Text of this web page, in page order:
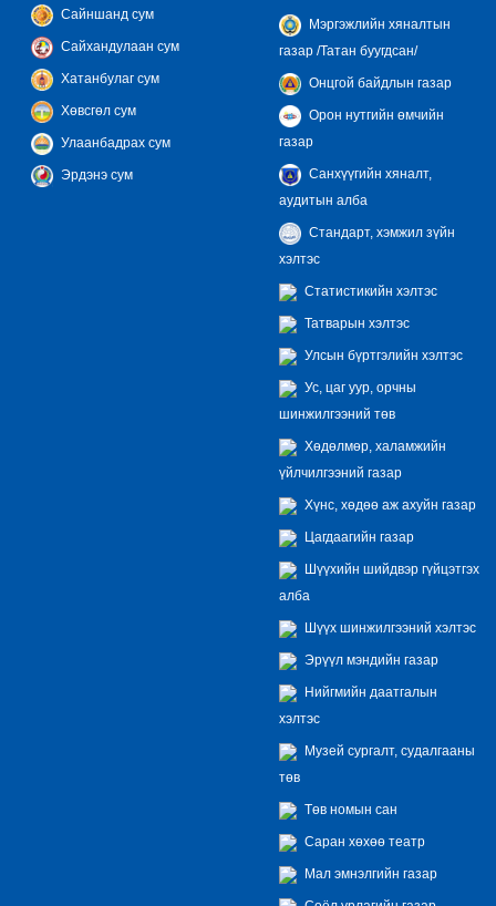
Сайншанд сум
Сайхандулаан сум
Хатанбулаг сум
Хөвсгөл сум
Улаанбадрах сум
Эрдэнэ сум
Мэргэжлийн хяналтын
газар /Татан буугдсан/
Онцгой байдлын газар
Орон нутгийн өмчийн
газар
Санхүүгийн хяналт,
аудитын алба
Стандарт, хэмжил зүйн
хэлтэс
Статистикийн хэлтэс
Татварын хэлтэс
Улсын бүртгэлийн хэлтэс
Ус, цаг уур, орчны
шинжилгээний төв
Хөдөлмөр, халамжийн
үйлчилгээний газар
Хүнс, хөдөө аж ахуйн газар
Цагдаагийн газар
Шүүхийн шийдвэр гүйцэтгэх
алба
Шүүх шинжилгээний хэлтэс
Эрүүл мэндийн газар
Нийгмийн даатгалын
хэлтэс
Музей сургалт, судалгааны
төв
Төв номын сан
Саран хөхөө театр
Мал эмнэлгийн газар